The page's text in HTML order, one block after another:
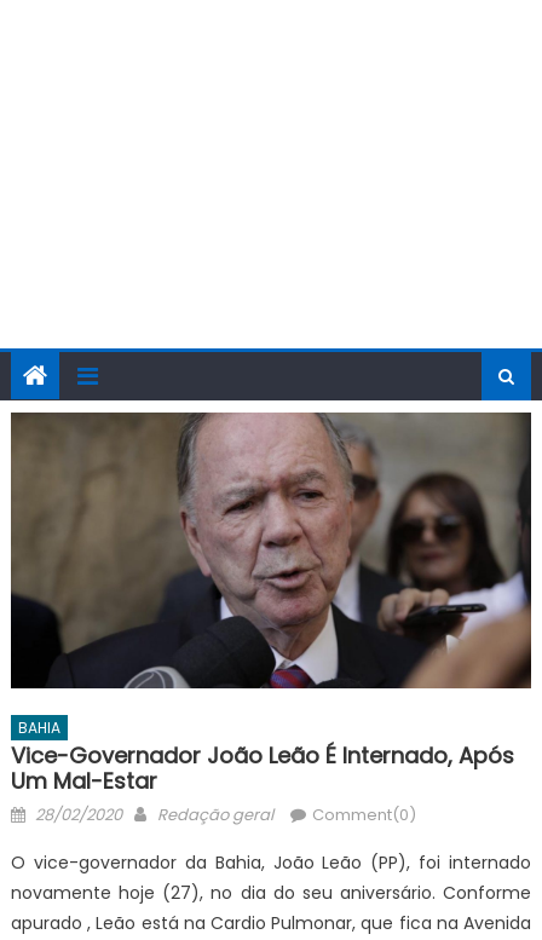
BAHIA
Vice-Governador João Leão É Internado, Após
Um Mal-Estar
Posted
28/02/2020 Author
Redação geral Comment(0)
O vice-governador da Bahia, João Leão (PP), foi internado
novamente hoje (27), no dia do seu aniversário. Conforme
apurado , Leão está na Cardio Pulmonar, que fica na Avenida